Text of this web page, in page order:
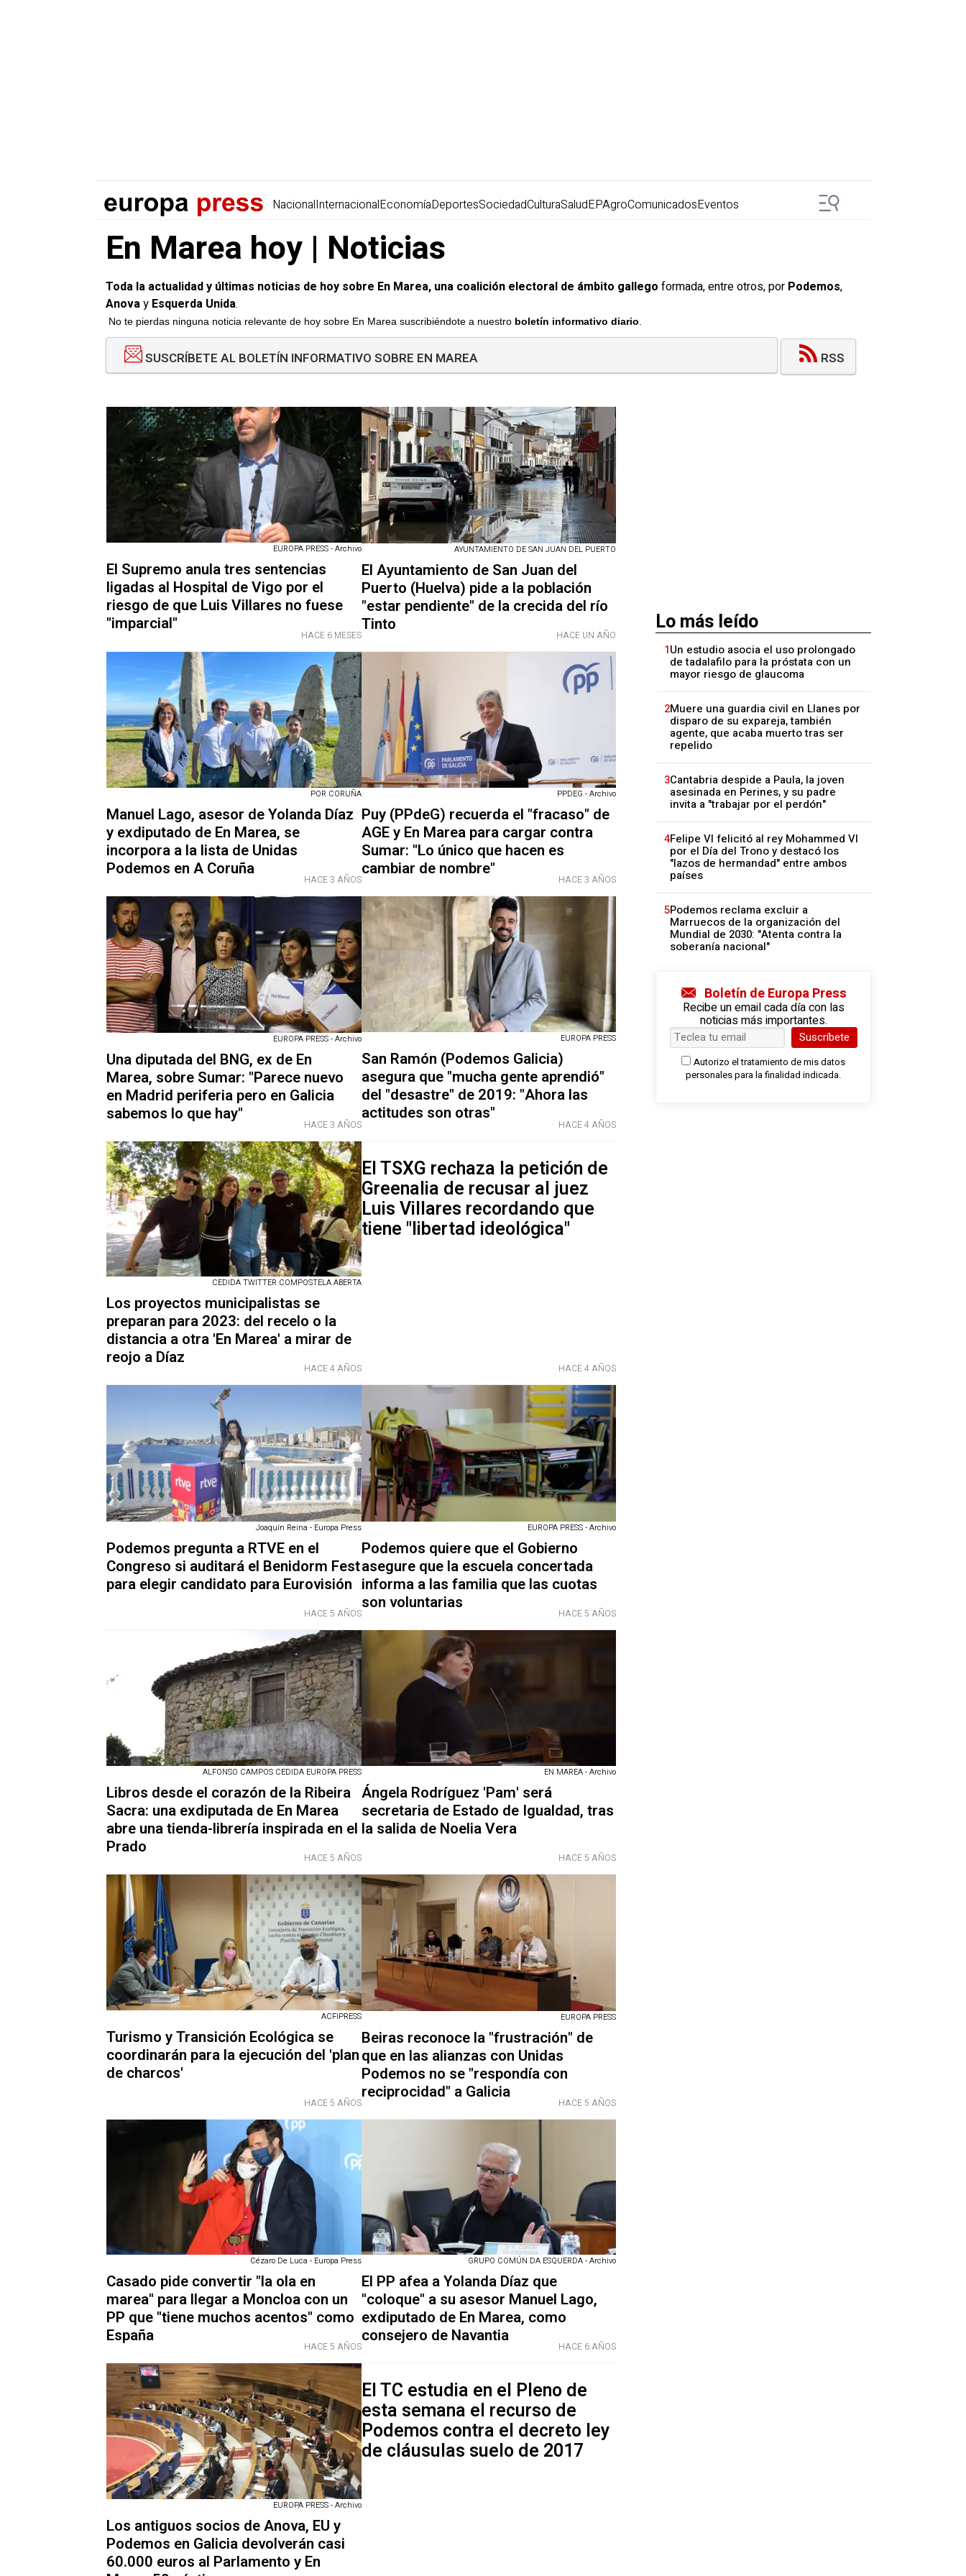
NacionalInternacionalEconomíaDeportesSociedadCulturaSaludEPAgroComunicadosEventos
En Marea hoy | Noticias
Toda la actualidad y últimas noticias de hoy sobre En Marea, una coalición electoral de ámbito gallego formada, entre otros, por Podemos,
Anovay Esquerda Unida.
No te pierdas ninguna noticia relevante de hoy sobre En Marea suscribiéndote a nuestro boletín informativo diario
SUSCRÍBETE AL BOLETÍN INFORMATIVO SOBRE EN MAREA RSS
EUROPA PRESS - Archivo
El Supremo anula tres sentencias
ligadas al Hospital de Vigo por el
riesgo de que Luis Villares no fuese
"imparcial"
HACE 6 MESES
AYUNTAMIENTO DE SAN JUAN DEL PUERTO
El Ayuntamiento de San Juan del
Puerto (Huelva) pide a la población
"estar pendiente" de la crecida del río
Tinto
HACE UN AÑO
POR CORUÑA
Manuel Lago, asesor de Yolanda Díaz
y exdiputado de En Marea, se
incorpora a la lista de Unidas
Podemos en A Coruña
HACE 3 AÑOS
PPDEG - Archivo
Puy (PPdeG) recuerda el "fracaso" de
AGE y En Marea para cargar contra
Sumar: "Lo único que hacen es
cambiar de nombre"
HACE 3 AÑOS
EUROPA PRESS - Archivo
Una diputada del BNG, ex de En
Marea, sobre Sumar: "Parece nuevo
en Madrid periferia pero en Galicia
sabemos lo que hay"
HACE 3 AÑOS
EUROPA PRESS
San Ramón (Podemos Galicia)
asegura que "mucha gente aprendió"
del "desastre" de 2019: "Ahora las
actitudes son otras"
HACE 4 AÑOS
CEDIDA TWITTER COMPOSTELA ABERTA
Los proyectos municipalistas se
preparan para 2023: del recelo o la
distancia a otra 'En Marea' a mirar de
reojo a Díaz
HACE 4 AÑOS
El TSXG rechaza la petición de
Greenalia de recusar al juez
Luis Villares recordando que
tiene "libertad ideológica"
HACE 4 AÑOS
Joaquín Reina - Europa Press
Podemos pregunta a RTVE en el
Congreso si auditará el Benidorm Fest
para elegir candidato para Eurovisión
HACE 5 AÑOS
EUROPA PRESS - Archivo
Podemos quiere que el Gobierno
asegure que la escuela concertada
informa a las familia que las cuotas
son voluntarias
HACE 5 AÑOS
ALFONSO CAMPOS CEDIDA EUROPA PRESS
Libros desde el corazón de la Ribeira
Sacra: una exdiputada de En Marea
abre una tienda-librería inspirada en el
Prado
HACE 5 AÑOS
EN MAREA - Archivo
Ángela Rodríguez 'Pam' será
secretaria de Estado de Igualdad, tras
la salida de Noelia Vera
HACE 5 AÑOS
ACFIPRESS
Turismo y Transición Ecológica se
coordinarán para la ejecución del 'plan
de charcos'
HACE 5 AÑOS
EUROPA PRESS
Beiras reconoce la "frustración" de
que en las alianzas con Unidas
Podemos no se "respondía con
reciprocidad" a Galicia
HACE 5 AÑOS
Cézaro De Luca - Europa Press
Casado pide convertir "la ola en
marea" para llegar a Moncloa con un
PP que "tiene muchos acentos" como
España
HACE 5 AÑOS
GRUPO COMÚN DA ESQUERDA - Archivo
El PP afea a Yolanda Díaz que
"coloque" a su asesor Manuel Lago,
exdiputado de En Marea, como
consejero de Navantia
HACE 6 AÑOS
EUROPA PRESS - Archivo
Los antiguos socios de Anova, EU y
Podemos en Galicia devolverán casi
60.000 euros al Parlamento y En
El TC estudia en el Pleno de
esta semana el recurso de
Podemos contra el decreto ley
de cláusulas suelo de 2017
Lo más leído
1Un estudio asocia el uso prolongado
de tadalafilo para la próstata con un
mayor riesgo de glaucoma
2Muere una guardia civil en Llanes por
disparo de su expareja, también
agente, que acaba muerto tras ser
repelido
3Cantabria despide a Paula, la joven
asesinada en Perines, y su padre
invita a "trabajar por el perdón"
4Felipe VI felicitó al rey Mohammed VI
por el Día del Trono y destacó los
"lazos de hermandad" entre ambos
países
5Podemos reclama excluir a
Marruecos de la organización del
Mundial de 2030: "Atenta contra la
soberanía nacional"
Boletín de Europa Press
Recibe un email cada día con las
noticias más importantes.
Suscríbete
Autorizo el tratamiento de mis datos
personales para la finalidad indicada.